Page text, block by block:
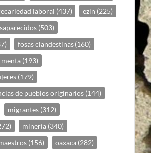
laboral (437) ezln (225)
(503)
fosas clandestinas (160)
(193)
(179)
de pueblos originarios (144)
migrantes (312)
mineria (340)
(156) oaxaca (282)